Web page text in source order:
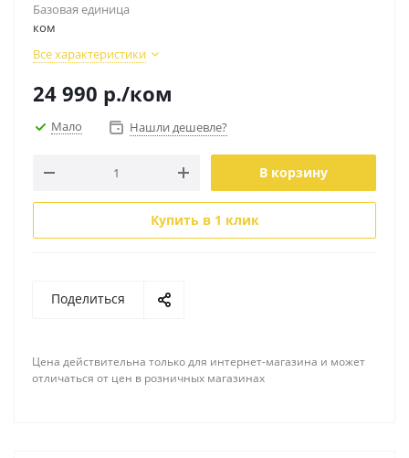
Базовая единица
ком
Все характеристики
24 990 р./ком
Мало Нашли дешевле?
В корзину
Купить в 1 клик
Поделиться
Цена действительна только для интернет-магазина и может
отличаться от цен в розничных магазинах